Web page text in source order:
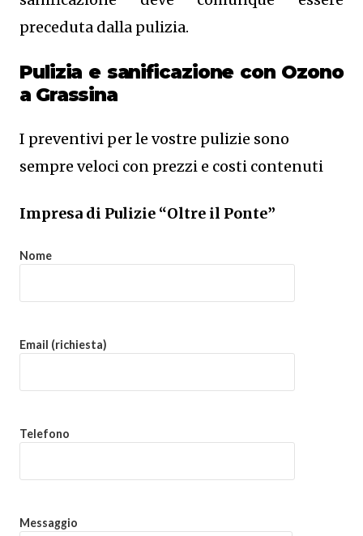
preceduta dalla pulizia.
Pulizia e sanificazione con Ozono
a Grassina
I preventivi per le vostre pulizie sono
sempre veloci con prezzi e costi contenuti
Impresa di Pulizie “Oltre il Ponte”
Nome
Email (richiesta)
Telefono
Messaggio